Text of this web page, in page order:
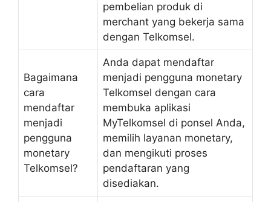
pembelian produk di
merchant yang bekerja sama
dengan Telkomsel.
Bagaimana
cara
mendaftar
menjadi
pengguna
monetary
Telkomsel?
Anda dapat mendaftar
menjadi pengguna monetary
Telkomsel dengan cara
membuka aplikasi
MyTelkomsel di ponsel Anda,
memilih layanan monetary,
dan mengikuti proses
pendaftaran yang
disediakan.